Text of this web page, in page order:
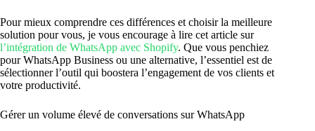
Pour mieux comprendre ces différences et choisir la meilleure
solution pour vous, je vous encourage à lire cet article sur
l’intégration de WhatsApp avec Shopify. Que vous penchiez
pour WhatsApp Business ou une alternative, l’essentiel est de
sélectionner l’outil qui boostera l’engagement de vos clients et
votre productivité.
Gérer un volume élevé de conversations sur WhatsApp